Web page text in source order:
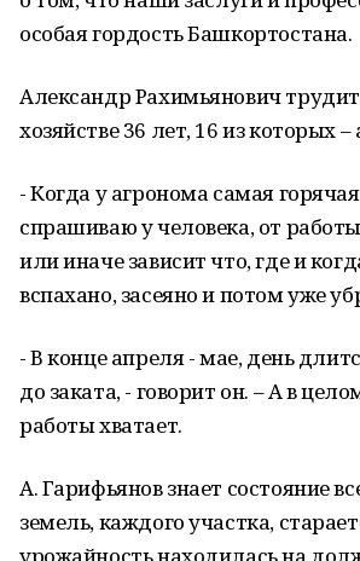
особая гордость Башкортостана.
Александр Рахимьянович
хозяйстве 36 лет, 16 из которых
- Когда у агронома самая
спрашиваю у человека, от
или иначе зависит что, где и
вспахано, засеяно и потом уже
- В конце апреля - мае, день
до заката, - говорит он. – А в
работы хватает.
А. Гарифьянов знает состояние
земель, каждого участка,